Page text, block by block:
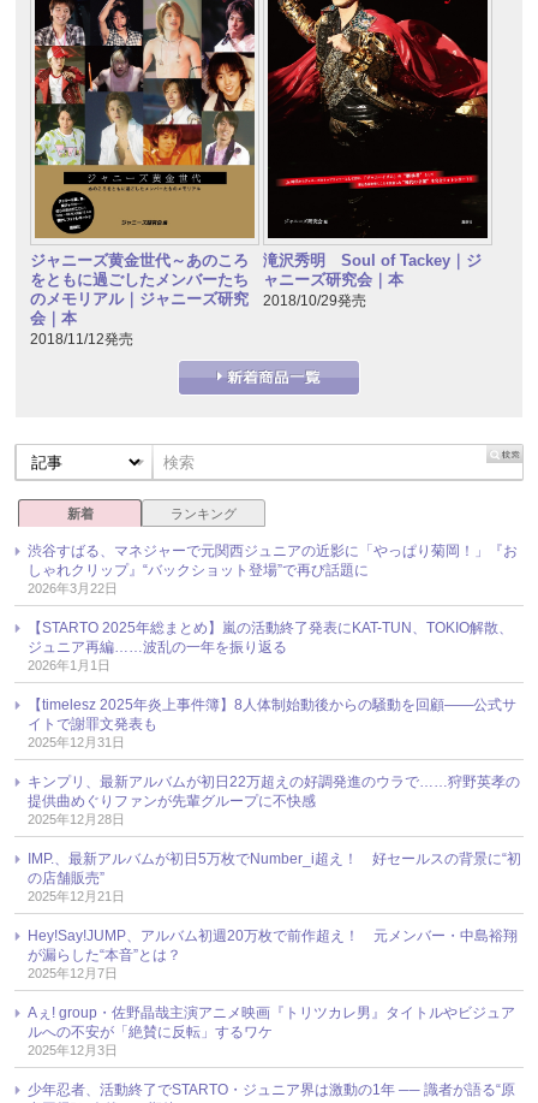
ジャニーズ黄金世代～あのころ
をともに過ごしたメンバーたち
のメモリアル｜ジャニーズ研究
会｜本
2018/11/12発売
滝沢秀明 Soul of Tackey｜ジ
ャニーズ研究会｜本
2018/10/29発売
新着 ランキング
渋谷すばる、マネジャーで元関西ジュニアの近影に「やっぱり菊岡！」『お
しゃれクリップ』“バックショット登場”で再び話題に
2026年3月22日
【STARTO 2025年総まとめ】嵐の活動終了発表にKAT-TUN、TOKIO解散、
ジュニア再編……波乱の一年を振り返る
2026年1月1日
【timelesz 2025年炎上事件簿】8人体制始動後からの騒動を回顧――公式サ
イトで謝罪文発表も
2025年12月31日
キンプリ、最新アルバムが初日22万超えの好調発進のウラで……狩野英孝の
提供曲めぐりファンが先輩グループに不快感
2025年12月28日
IMP.、最新アルバムが初日5万枚でNumber_i超え！ 好セールスの背景に“初
の店舗販売”
2025年12月21日
Hey!Say!JUMP、アルバム初週20万枚で前作超え！ 元メンバー・中島裕翔
が漏らした“本音”とは？
2025年12月7日
Aぇ! group・佐野晶哉主演アニメ映画『トリツカレ男』タイトルやビジュア
ルへの不安が「絶賛に反転」するワケ
2025年12月3日
少年忍者、活動終了でSTARTO・ジュニア界は激動の1年 ── 識者が語る“原